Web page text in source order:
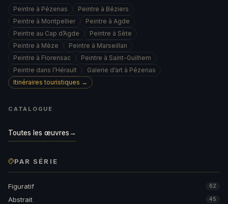
Peintre à Pézenas
Peintre à Béziers
Peintre à Montpellier
Peintre à Agde
Peintre au Cap d’Agde
Peintre à Sète
Peintre à Mèze
Peintre à Marseillan
Peintre à Florensac
Peintre à Saint-Guilhem
Peintre dans l’Hérault
Galerie d’art à Pézenas
Itinéraires touristiques →
CATALOGUE
Toutes les œuvres→
PAR SÉRIE
Figuratif 62
Abstrait 45